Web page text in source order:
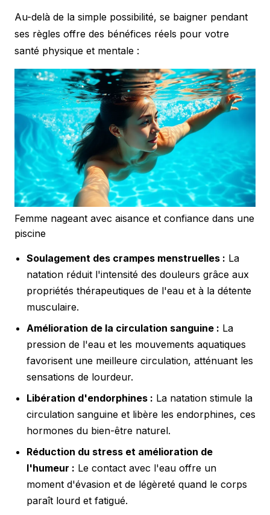
Au-delà de la simple possibilité, se baigner pendant
ses règles offre des bénéfices réels pour votre
santé physique et mentale :
Femme nageant avec aisance et confiance dans une
piscine
Soulagement des crampes menstruelles : La
natation réduit l'intensité des douleurs grâce aux
propriétés thérapeutiques de l'eau et à la détente
musculaire.
Amélioration de la circulation sanguine : La
pression de l'eau et les mouvements aquatiques
favorisent une meilleure circulation, atténuant les
sensations de lourdeur.
Libération d'endorphines : La natation stimule la
circulation sanguine et libère les endorphines, ces
hormones du bien-être naturel.
Réduction du stress et amélioration de
l'humeur : Le contact avec l'eau offre un
moment d'évasion et de légèreté quand le corps
paraît lourd et fatigué.